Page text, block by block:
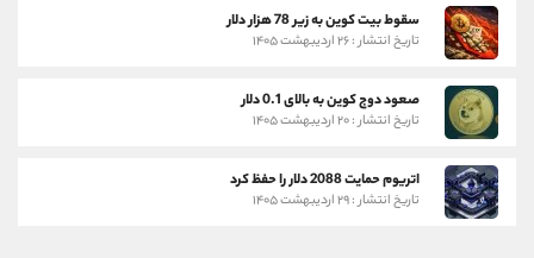
سقوط بیت کوین به زیر 78 هزار دلار
تاریخ انتشار : ۲۶ اردیبهشت ۱۴۰۵
صعود دوج کوین به بالای 0.1 دلار
تاریخ انتشار : ۲۰ اردیبهشت ۱۴۰۵
اتریوم حمایت 2088 دلار را حفظ کرد
تاریخ انتشار : ۲۹ اردیبهشت ۱۴۰۵